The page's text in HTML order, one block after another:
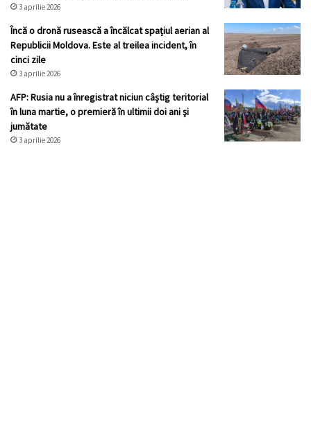
3 aprilie 2026
Încă o dronă rusească a încălcat spațiul aerian al
Republicii Moldova. Este al treilea incident, în
cinci zile
3 aprilie 2026
AFP: Rusia nu a înregistrat niciun câştig teritorial
în luna martie, o premieră în ultimii doi ani şi
jumătate
3 aprilie 2026